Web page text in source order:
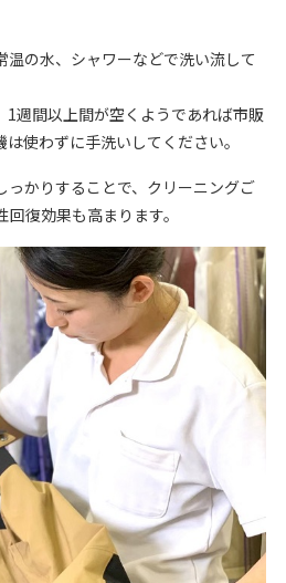
の水、シャワーなどで洗い流して
1週間以上間が空くようであれば市販
使わずに手洗いしてください。
っかりすることで、クリーニングご
復効果も高まります。